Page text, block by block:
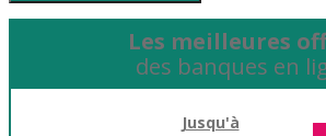
Les meilleures
des banques en
Jusqu'à